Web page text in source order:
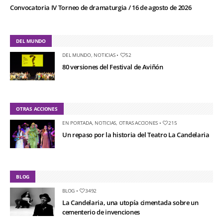
Convocatoria IV Torneo de dramaturgia / 16 de agosto de 2026
DEL MUNDO
DEL MUNDO, NOTICIAS• 52
80 versiones del Festival de Aviñón
OTRAS ACCIONES
EN PORTADA, NOTICIAS OTRAS ACCIONES • 215
Un repaso por la historia del Teatro La Candelaria
BLOG
BLOG • 3492
La Candelaria, una utopía cimentada sobre un
cementerio de invenciones